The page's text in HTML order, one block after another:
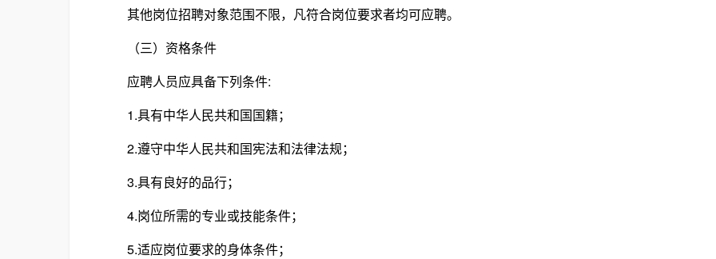
其他岗位招聘对象范围不限，凡符合岗位要求者均可应聘。
（三）资格条件
应聘人员应具备下列条件:
1.具有中华人民共和国国籍；
2.遵守中华人民共和国宪法和法律法规；
3.具有良好的品行；
4.岗位所需的专业或技能条件；
5.适应岗位要求的身体条件；